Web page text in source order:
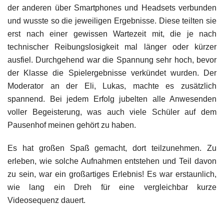
der anderen über Smartphones und Headsets verbunden
und wusste so die jeweiligen Ergebnisse. Diese teilten sie
erst nach einer gewissen Wartezeit mit, die je nach
technischer Reibungslosigkeit mal länger oder kürzer
ausfiel. Durchgehend war die Spannung sehr hoch, bevor
der Klasse die Spielergebnisse verkündet wurden. Der
Moderator an der Eli, Lukas, machte es zusätzlich
spannend. Bei jedem Erfolg jubelten alle Anwesenden
voller Begeisterung, was auch viele Schüler auf dem
Pausenhof meinen gehört zu haben.
Es hat großen Spaß gemacht, dort teilzunehmen. Zu
erleben, wie solche Aufnahmen entstehen und Teil davon
zu sein, war ein großartiges Erlebnis! Es war erstaunlich,
wie lang ein Dreh für eine vergleichbar kurze
Videosequenz dauert.